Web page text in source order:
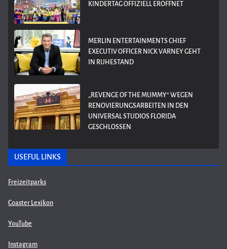
KINDERTAG OFFIZIELL ERÖFFNET
MERLIN ENTERTAINMENTS CHIEF
EXECUTIV OFFICER NICK VARNEY GEHT
IN RUHESTAND
„REVENGE OF THE MUMMY“ WEGEN
RENOVIERUNGSARBEITEN IN DEN
UNIVERSAL STUDIOS FLORIDA
GESCHLOSSEN
USEFUL LINKS
Freizeitparks
Coaster Lexikon
YouTube
Instagram